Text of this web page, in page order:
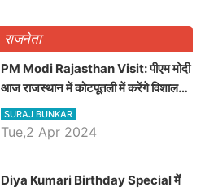
राजनेता
PM Modi Rajasthan Visit: पीएम मोदी
आज राजस्थान में कोटपूतली में करेंगे विशाल
रैली, एक सभा से 8 सीटों पर साधेगें निशाना
SURAJ BUNKAR
Tue,2 Apr 2024
Diya Kumari Birthday Special में